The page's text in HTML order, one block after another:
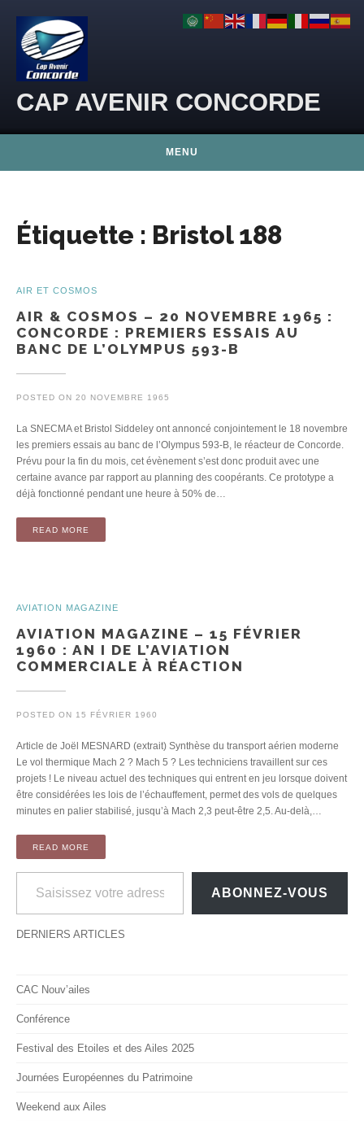
CAP AVENIR CONCORDE
MENU
Étiquette : Bristol 188
AIR ET COSMOS
AIR & COSMOS – 20 NOVEMBRE 1965 :
CONCORDE : PREMIERS ESSAIS AU
BANC DE L’OLYMPUS 593-B
POSTED ON 20 NOVEMBRE 1965
La SNECMA et Bristol Siddeley ont annoncé conjointement le 18 novembre
les premiers essais au banc de l’Olympus 593-B, le réacteur de Concorde.
Prévu pour la fin du mois, cet évènement s’est donc produit avec une
certaine avance par rapport au planning des coopérants. Ce prototype a
déjà fonctionné pendant une heure à 50% de…
READ MORE
AVIATION MAGAZINE
AVIATION MAGAZINE – 15 FÉVRIER
1960 : AN I DE L’AVIATION
COMMERCIALE À RÉACTION
POSTED ON 15 FÉVRIER 1960
Article de Joël MESNARD (extrait) Synthèse du transport aérien moderne
Le vol thermique Mach 2 ? Mach 5 ? Les techniciens travaillent sur ces
projets ! Le niveau actuel des techniques qui entrent en jeu lorsque doivent
être considérées les lois de l’échauffement, permet des vols de quelques
minutes en palier stabilisé, jusqu’à Mach 2,3 peut-être 2,5. Au-delà,…
READ MORE
Saisissez votre adresse e-mail…
ABONNEZ-VOUS
DERNIERS ARTICLES
CAC Nouv’ailes
Conférence
Festival des Etoiles et des Ailes 2025
Journées Européennes du Patrimoine
Weekend aux Ailes